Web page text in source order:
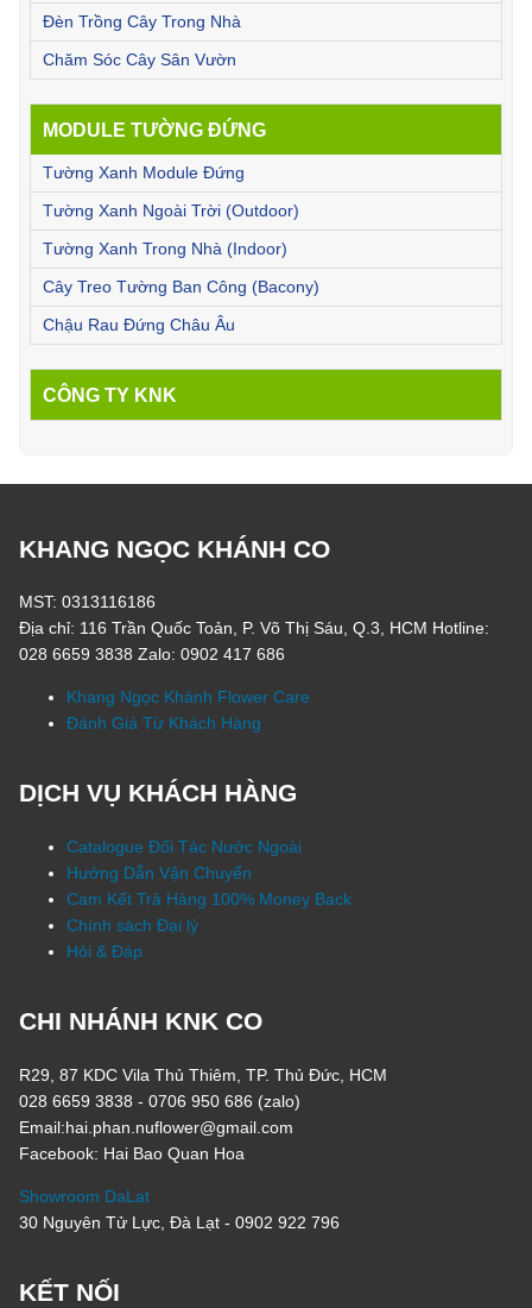
Đèn Trồng Cây Trong Nhà
Chăm Sóc Cây Sân Vườn
MODULE TƯỜNG ĐỨNG
Tường Xanh Module Đứng
Tường Xanh Ngoài Trời (Outdoor)
Tường Xanh Trong Nhà (Indoor)
Cây Treo Tường Ban Công (Bacony)
Chậu Rau Đứng Châu Âu
CÔNG TY KNK
KHANG NGỌC KHÁNH CO
MST: 0313116186
Địa chỉ: 116 Trần Quốc Toản, P. Võ Thị Sáu, Q.3, HCM Hotline:
028 6659 3838 Zalo: 0902 417 686
Khang Ngọc Khánh Flower Care
Đánh Giá Từ Khách Hàng
DỊCH VỤ KHÁCH HÀNG
Catalogue Đối Tác Nước Ngoài
Hướng Dẫn Vận Chuyển
Cam Kết Trả Hàng 100% Money Back
Chính sách Đại lý
Hỏi & Đáp
CHI NHÁNH KNK CO
R29, 87 KDC Vila Thủ Thiêm, TP. Thủ Đức, HCM
028 6659 3838 - 0706 950 686 (zalo)
Email:hai.phan.nuflower@gmail.com
Facebook: Hai Bao Quan Hoa
Showroom DaLat
30 Nguyên Tử Lực, Đà Lạt - 0902 922 796
KẾT NỐI